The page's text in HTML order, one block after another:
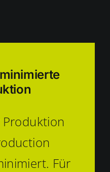
Produktion
Für